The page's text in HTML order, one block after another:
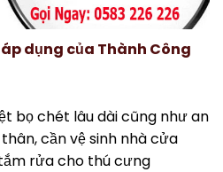
dụng của Thành Công
bọ chét lâu dài cũng như an
cần vệ sinh nhà cửa
rửa cho thú cưng